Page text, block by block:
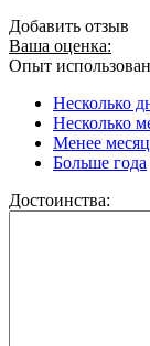
Добавить отзыв
Ваша оценка:
Опыт
Несколько
Несколько
Менее
Больше года
Достоинства: